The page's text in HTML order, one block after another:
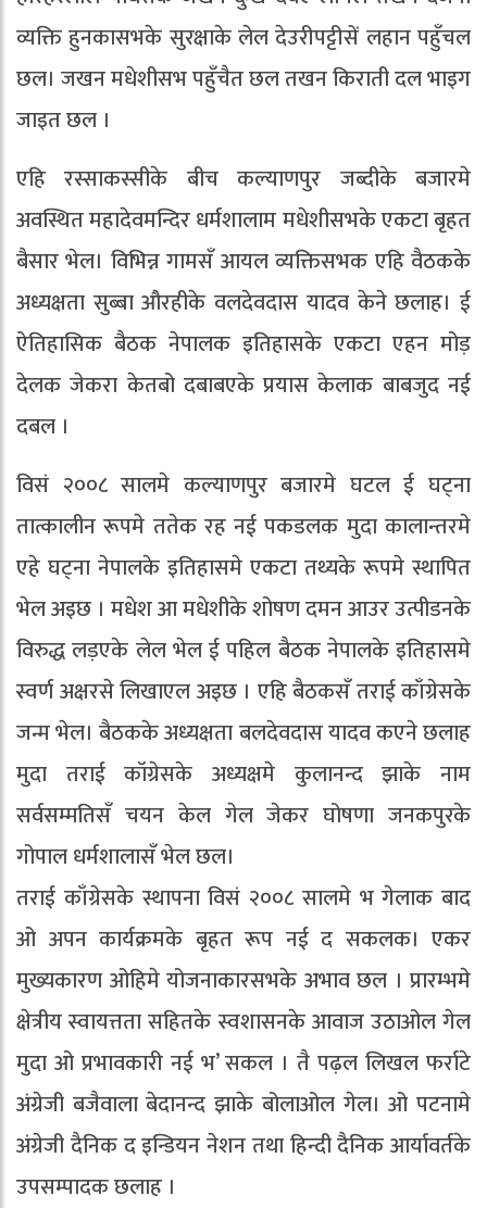
व्यक्ति हुनकासभके सुरक्षाके लेल देउरीपट्टीसें लहान पहुँचल
छल। जखन मधेशीसभ पहुँचैत छल तखन किराती दल भाइग
जाइत छल ।
एहि रस्साकस्सीके बीच कल्याणपुर जब्दीके बजारमे
अवस्थित महादेवमन्दिर धर्मशालाम मधेशीसभके एकटा बृहत
बैसार भेल। विभिन्न गामसँ आयल व्यक्तिसभक एहि वैठकके
अध्यक्षता सुब्बा औरहीके वलदेवदास यादव केने छलाह। ई
ऐतिहासिक बैठक नेपालक इतिहासके एकटा एहन मोड़
देलक जेकरा केतबो दबाबएके प्रयास केलाक बाबजुद नई
दबल ।
विसं २००८ सालमे कल्याणपुर बजारमे घटल ई घट्‌ना
तात्कालीन रूपमे ततेक रह नई पकडलक मुदा कालान्तरमे
एहे घट्‌ना नेपालके इतिहासमे एकटा तथ्यके रूपमे स्थापित
भेल अइछ । मधेश आ मधेशीके शोषण दमन आउर उत्पीडनके
विरुद्ध लड़एके लेल भेल ई पहिल बैठक नेपालके इतिहासमे
स्वर्ण अक्षरसे लिखाएल अइछ । एहि बैठकसँ तराई काँग्रेसके
जन्म भेल। बैठकके अध्यक्षता बलदेवदास यादव कएने छलाह
मुदा तराई कॉग्रेसके अध्यक्षमे कुलानन्द झाके नाम
सर्वसम्मतिसँ चयन केल गेल जेकर घोषणा जनकपुरके
गोपाल धर्मशालासँ भेल छल।
तराई काँग्रेसके स्थापना विसं २००८ सालमे भ गेलाक बाद
ओ अपन कार्यक्रमके बृहत रूप नई द सकलक। एकर
मुख्यकारण ओहिमे योजनाकारसभके अभाव छल । प्रारम्भमे
क्षेत्रीय स्वायत्तता सहितके स्वशासनके आवाज उठाओल गेल
मुदा ओ प्रभावकारी नई भ’ सकल । तै‌ पढ़ल लिखल फर्राटे
अंग्रेजी बजैवाला बेदानन्द झाके बोलाओल गेल। ओ पटनामे
अंग्रेजी दैनिक द इन्डियन नेशन तथा हिन्दी दैनिक आर्यावर्तके
उपसम्पादक छलाह ।